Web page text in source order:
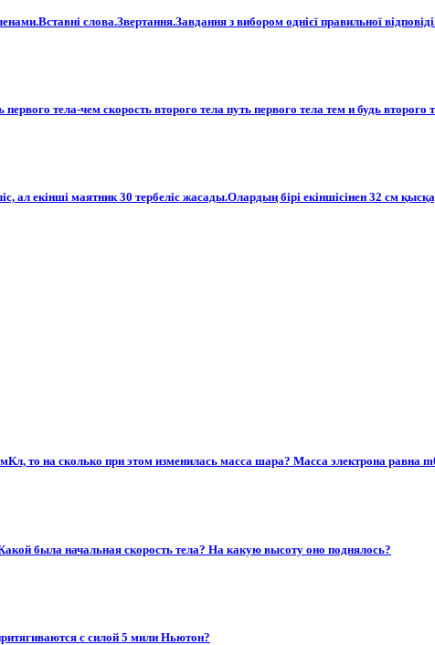
слова.Звертання.Завдання з вибором однієї правильної
тела-чем скорость второго тела путь первого тела тем и будь второго
ал екінші маятник 30 тербеліс жасады.Олардың бірі екіншісінен 32 см
то на сколько при этом изменилась масса шара? Масса электрона равна
была начальная скорость тела? На какую высоту оно поднялось?​
с силой 5 мили Ньютон?​